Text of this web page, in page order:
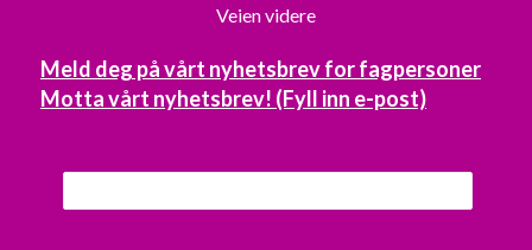
Veien videre
Meld deg på vårt nyhetsbrev for fagpersoner
Motta vårt nyhetsbrev! (Fyll inn e-post)